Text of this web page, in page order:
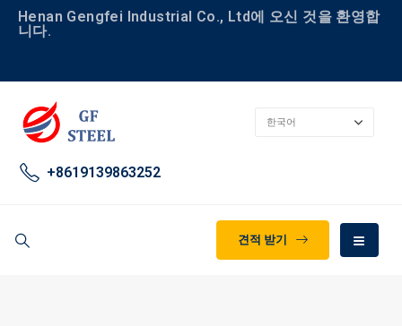
Henan Gengfei Industrial Co., Ltd에 오신 것을 환영합
니다.
+8619139863252
견적 받기